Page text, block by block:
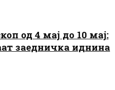
од 4 мај до 10 мај:
заедничка иднина